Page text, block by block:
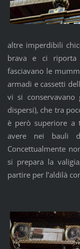
altre imperdibili
brava e ci
fasciavano le
armadi e cassetti
vi si
dispersi), che tra
è però superiore a
avere nei bauli
Concettualmente
si prepara la
partire per l’aldilà